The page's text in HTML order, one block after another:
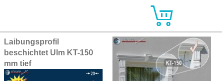
Laibungsprofil
beschichtet Ulm KT-150
mm tief